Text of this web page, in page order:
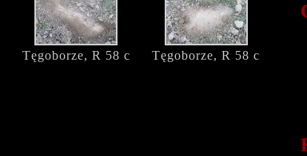
Tęgoborze, R 58 c Tęgoborze, R 58 c